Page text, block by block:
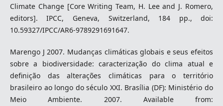
Climate Change [Core Writing Team, H. Lee and J. Romero,
editors]. IPCC, Geneva, Switzerland, 184 pp., doi:
10.59327/IPCC/AR6-9789291691647.
Marengo J 2007. Mudanças climáticas globais e seus efeitos
sobre a biodiversidade: caracterização do clima atual e
definição das alterações climáticas para o território
brasileiro ao longo do século XXI. Brasília (DF): Ministério do
Meio Ambiente. 2007. Available from: